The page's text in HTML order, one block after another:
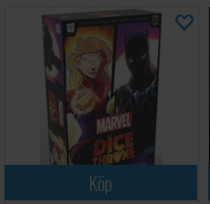
hjältarna är kompatibla för
Throne-sortimentet.
Antal spelare: 2-6
Ålder: 8+
Speltid: 30 minuter
Språk:
Engelska Fristående spel, kan
Throne-spel
Köp